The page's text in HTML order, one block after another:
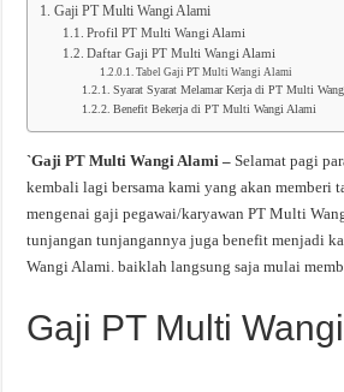
Gaji PT Multi Wangi Alami
Profil PT Multi Wangi Alami
Daftar Gaji PT Multi Wangi Alami
Tabel Gaji PT Multi Wangi Alami
Syarat Syarat Melamar Kerja di PT Multi
Benefit Bekerja di PT Multi Wangi Alami
`Gaji PT Multi Wangi Alami –Selamat pagi
kembali lagi bersama kami yang akan memberi
mengenai gaji pegawai/karyawan PT Multi
tunjangan tunjangannya juga benefit menjadi
Wangi Alami. baiklah langsung saja mulai
Gaji PT Multi